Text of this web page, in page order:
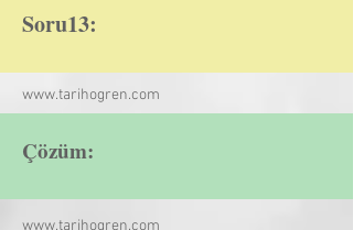
Soru13:
www.tarihogren.com
Çözüm:
www.tarihogren.com